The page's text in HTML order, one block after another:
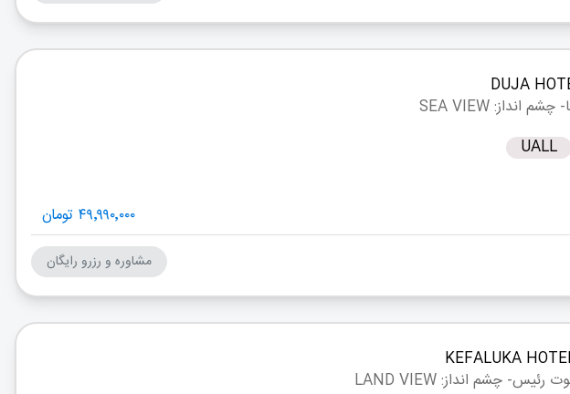
- چشم انداز: SEA VIEW
UALL
۴۹٬۹۹۰٬۰۰۰ تومان
مشاوره و رزرو رایگان
رئیس- چشم انداز: LAND VIEW